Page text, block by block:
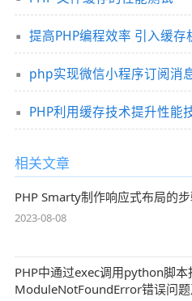
提高PHP编程效率 引入缓存
PHP利用缓存技术提升性能
相关文章
PHP Smarty制作响应式布局的
2023-08-08
PHP中通过exec调用python脚本
ModuleNotFoundError错误问